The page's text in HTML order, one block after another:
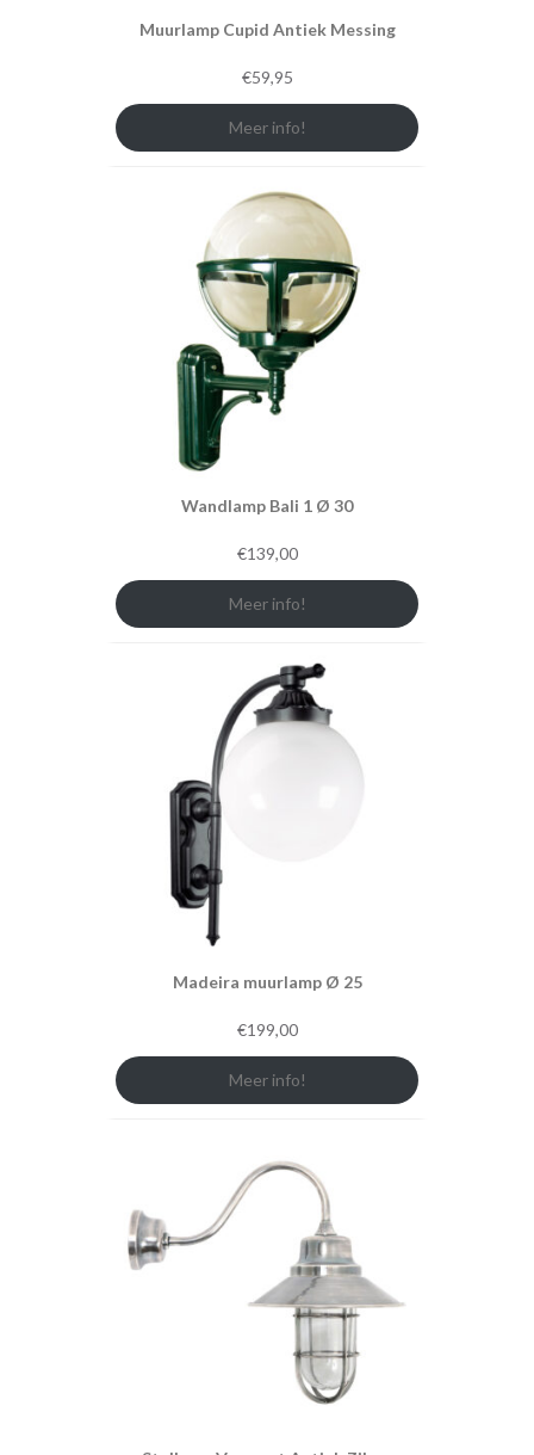
Muurlamp Cupid Antiek Messing
€59,95
Meer info!
Wandlamp Bali 1 Ø 30
€139,00
Meer info!
Madeira muurlamp Ø 25
€199,00
Meer info!